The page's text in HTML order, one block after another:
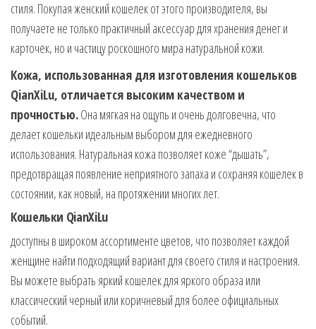
стиля. Покупая женский кошелек от этого производителя, вы
получаете не только практичный аксессуар для хранения денег и
карточек, но и частицу роскошного мира натуральной кожи.
Кожа, использованная для изготовления кошельков
QianXiLu, отличается высоким качеством и
прочностью.Она мягкая на ощупь и очень долговечна, что
делает кошельки идеальным выбором для ежедневного
использования. Натуральная кожа позволяет коже “дышать”,
предотвращая появление неприятного запаха и сохраняя кошелек в
состоянии, как новый, на протяжении многих лет.
Кошельки QianXiLu
доступны в широком ассортименте цветов, что позволяет каждой
женщине найти подходящий вариант для своего стиля и настроения.
Вы можете выбрать яркий кошелек для яркого образа или
классический черный или коричневый для более официальных
событий.